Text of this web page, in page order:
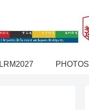
LRM2027 PHOTOS